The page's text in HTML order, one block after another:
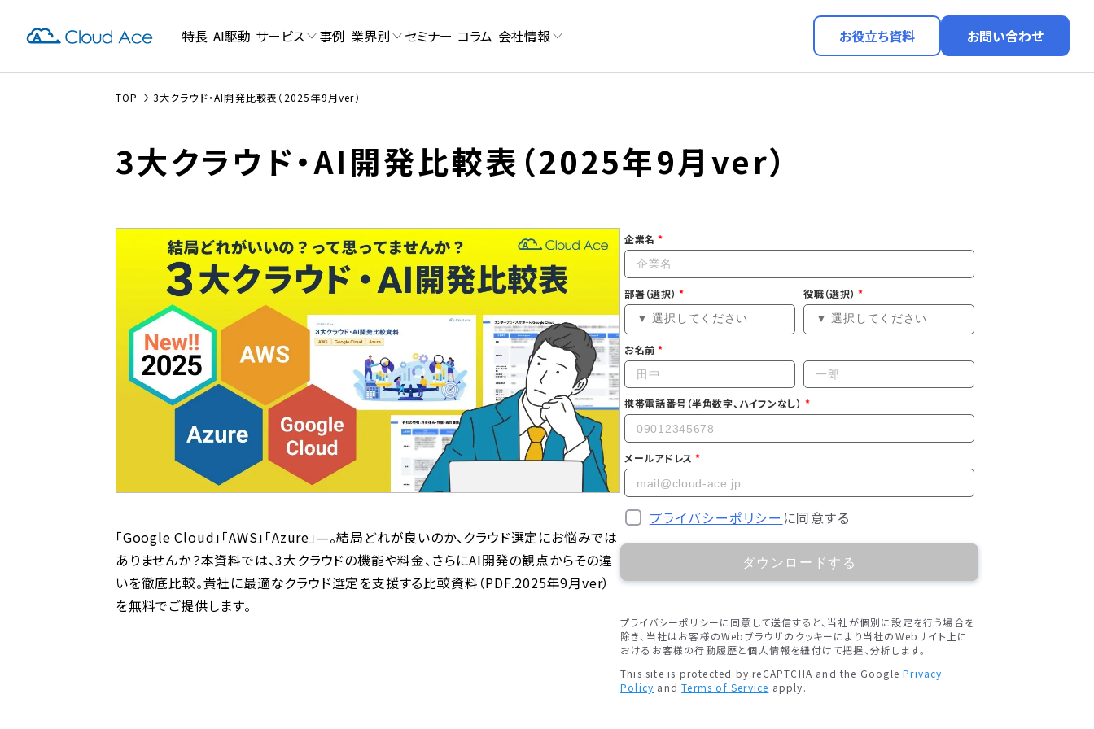
特長 AI駆動 サービス 事例 業界別 セミナー コラム 会社情報 お役立ち資料 お問い合わせ
TOP 3大クラウド・AI開発比較表（2025年9月ver）
3大クラウド・AI開発比較表（2025年9月ver）
「Google Cloud」「AWS」「Azure」—。結局どれが良いのか、クラウド選定にお悩みでは
ありませんか？本資料では、3大クラウドの機能や料金、さらにAI開発の観点からその違
いを徹底比較。貴社に最適なクラウド選定を支援する比較資料（PDF.2025年9月ver）
を無料でご提供します。
企業名
部署（選択） 役職（選択）
お名前
携帯電話番号（半角数字、ハイフンなし）
メールアドレス
プライバシーポリシー に同意する
ダウンロードする
プライバシーポリシーに同意して送信すると、当社が個別に設定を行う場合を
除き、当社はお客様のWebブラウザのクッキーにより当社のWebサイト上に
おけるお客様の行動履歴と個人情報を紐付けて把握、分析します。
This site is protected by reCAPTCHA and the GooglePrivacy
Policy andTerms of Service apply.